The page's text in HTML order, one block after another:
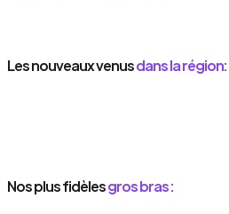
Les nouveaux venusdans la région:
Nos plus fidèlesgros bras :